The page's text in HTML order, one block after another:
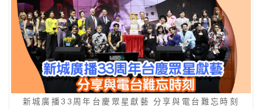
新城廣播33周年台慶眾星獻藝 分享與電台難忘時刻